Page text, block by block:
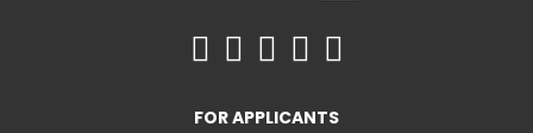
FOR APPLICANTS